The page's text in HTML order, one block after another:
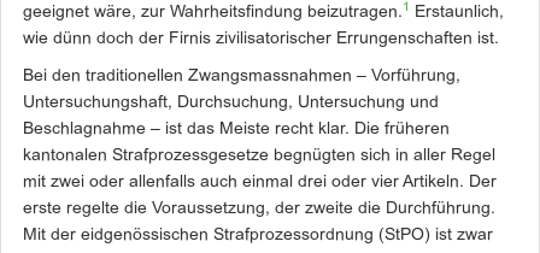
geeignet wäre, zur Wahrheitsfindung beizutragen. 1
­Erstaunlich,
wie dünn doch der Firnis zivilisatorischer Errungenschaften ist.
Bei den traditionellen Zwangsmassnahmen – Vorführung,
Untersuchungshaft, Durchsuchung, Untersuchung und
Beschlagnahme – ist das Meiste recht klar. Die früheren
kantonalen Strafprozess­ge­setze begnügten sich in aller Regel
mit zwei oder allenfalls auch einmal drei oder vier Artikeln. Der
erste regelte die Voraussetzung, der zweite die Durchführung.
Mit der eidgenössischen Strafprozessordnung (StPO) ist zwar